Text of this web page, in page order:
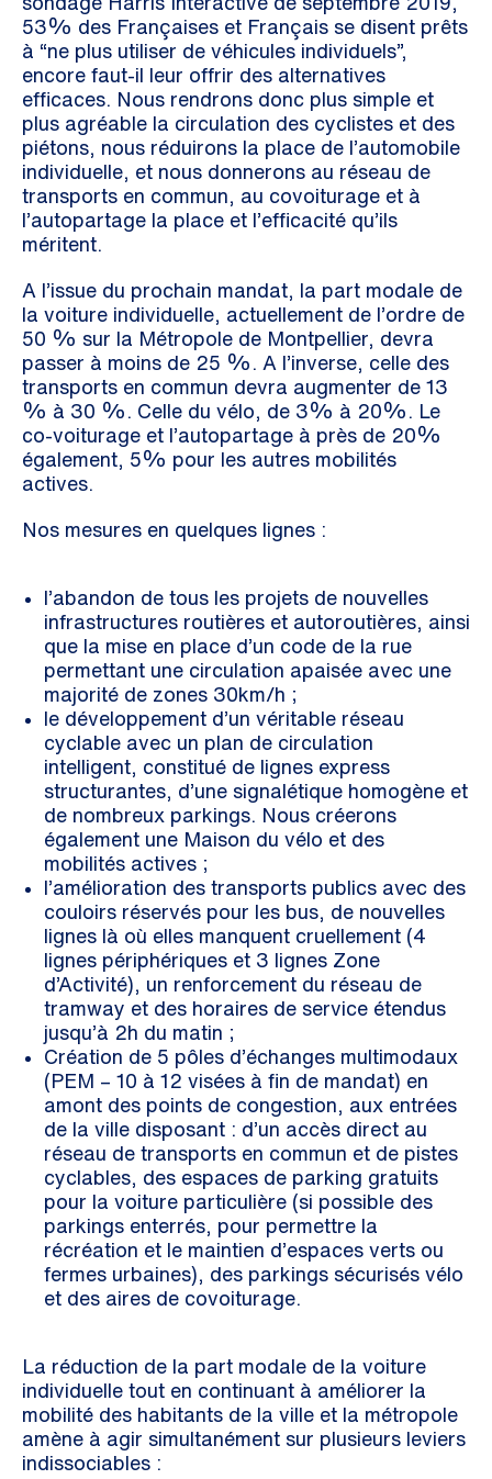
53% des Françaises et Français se disent prêts
à “ne plus utiliser de véhicules individuels”,
encore faut-il leur offrir des alternatives
efficaces. Nous rendrons donc plus simple et
plus agréable la circulation des cyclistes et des
piétons, nous réduirons la place de l’automobile
individuelle, et nous donnerons au réseau de
transports en commun, au covoiturage et à
l’autopartage la place et l’efficacité qu’ils
méritent.
A l’issue du prochain mandat, la part modale de
la voiture individuelle, actuellement de l’ordre de
50 % sur la Métropole de Montpellier, devra
passer à moins de 25 %. A l’inverse, celle des
transports en commun devra augmenter de 13
% à 30 %. Celle du vélo, de 3% à 20%. Le
co-voiturage et l’autopartage à près de 20%
également, 5% pour les autres mobilités
actives.
Nos mesures en quelques lignes :
l’abandon de tous les projets de nouvelles
infrastructures routières et autoroutières, ainsi
que la mise en place d’un code de la rue
permettant une circulation apaisée avec une
majorité de zones 30km/h ;
le développement d’un véritable réseau
cyclable avec un plan de circulation
intelligent, constitué de lignes express
structurantes, d’une signalétique homogène et
de nombreux parkings. Nous créerons
également une Maison du vélo et des
mobilités actives ;
l’amélioration des transports publics avec des
couloirs réservés pour les bus, de nouvelles
lignes là où elles manquent cruellement (4
lignes périphériques et 3 lignes Zone
d’Activité), un renforcement du réseau de
tramway et des horaires de service étendus
jusqu’à 2h du matin ;
Création de 5 pôles d’échanges multimodaux
(PEM – 10 à 12 visées à fin de mandat) en
amont des points de congestion, aux entrées
de la ville disposant : d’un accès direct au
réseau de transports en commun et de pistes
cyclables, des espaces de parking gratuits
pour la voiture particulière (si possible des
parkings enterrés, pour permettre la
récréation et le maintien d’espaces verts ou
fermes urbaines), des parkings sécurisés vélo
et des aires de covoiturage.
La réduction de la part modale de la voiture
individuelle tout en continuant à améliorer la
mobilité des habitants de la ville et la métropole
amène à agir simultanément sur plusieurs leviers
indissociables :